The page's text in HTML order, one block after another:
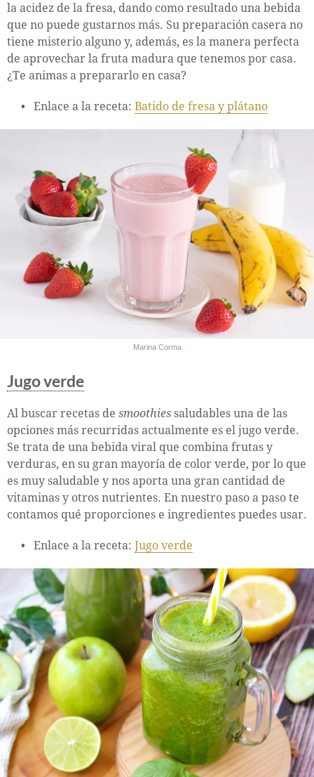
la acidez de la fresa, dando como resultado una bebida
que no puede gustarnos más. Su preparación casera no
tiene misterio alguno y, además, es la manera perfecta
de aprovechar la fruta madura que tenemos por casa.
¿Te animas a prepararlo en casa?
Enlace a la receta: Batido de fresa y plátano
Marina Corma
Jugo verde
Al buscar recetas de smoothies saludables una de las
opciones más recurridas actualmente es el jugo verde.
Se trata de una bebida viral que combina frutas y
verduras, en su gran mayoría de color verde, por lo que
es muy saludable y nos aporta una gran cantidad de
vitaminas y otros nutrientes. En nuestro paso a paso te
contamos qué proporciones e ingredientes puedes usar.
Enlace a la receta: Jugo verde